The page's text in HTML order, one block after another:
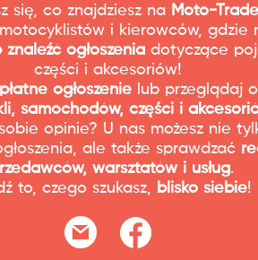
się, co znajdziesz na Moto-
i kierowców, gdzie
ogłoszenia dotyczące
części i akcesoriów!
ogłoszenielub przeglądaj
samochodów, części i
opinie? U nas możesz nie
ale także sprawdzać
warsztatów i usług.
to, czego szukasz, blisko siebie!